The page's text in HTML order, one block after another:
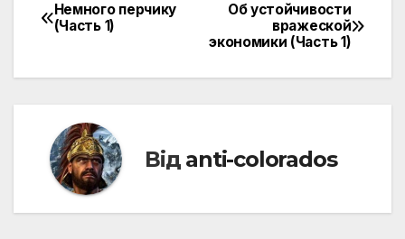
Навігація
Об устойчивости
вражеской
экономики (Часть 1)
Немного перчику
(Часть 1)
Від anti-colorados